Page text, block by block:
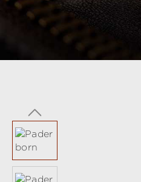
Bildergalerie überspringen